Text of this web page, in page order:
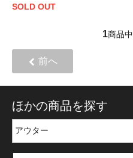
SOLD OUT
1商品中
前へ
ほかの商品を探す